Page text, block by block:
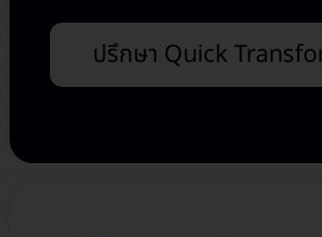
ปรึกษา Quick